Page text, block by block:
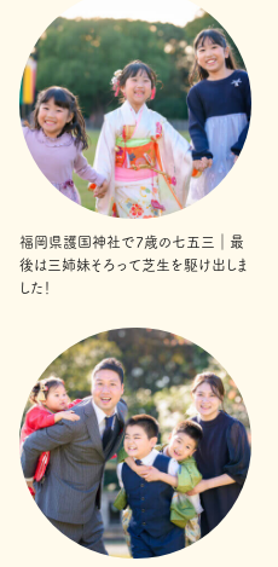
福岡県護国神社で7歳の七五三｜最
後は三姉妹そろって芝生を駆け出しま
した！